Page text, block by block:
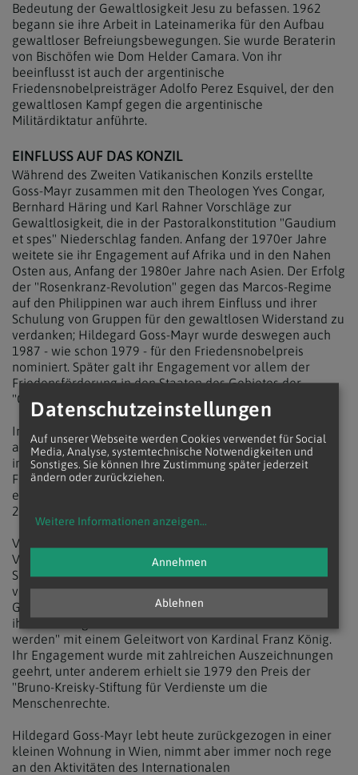
Bedeutung der Gewaltlosigkeit Jesu zu befassen. 1962
begann sie ihre Arbeit in Lateinamerika für den Aufbau
gewaltloser Befreiungsbewegungen. Sie wurde Beraterin
von Bischöfen wie Dom Helder Camara. Von ihr
beeinflusst ist auch der argentinische
Friedensnobelpreisträger Adolfo Perez Esquivel, der den
gewaltlosen Kampf gegen die argentinische
Militärdiktatur anführte.
EINFLUSS AUF DAS KONZIL
Während des Zweiten Vatikanischen Konzils erstellte
Goss-Mayr zusammen mit den Theologen Yves Congar,
Bernhard Häring und Karl Rahner Vorschläge zur
Gewaltlosigkeit, die in der Pastoralkonstitution "Gaudium
et spes" Niederschlag fanden. Anfang der 1970er Jahre
weitete sie ihr Engagement auf Afrika und in den Nahen
Osten aus, Anfang der 1980er Jahre nach Asien. Der Erfolg
der "Rosenkranz-Revolution" gegen das Marcos-Regime
auf den Philippinen war auch ihrem Einfluss und ihrer
Schulung von Gruppen für den gewaltlosen Widerstand zu
verdanken; Hildegard Goss-Mayr wurde deswegen auch
1987 - wie schon 1979 - für den Friedensnobelpreis
nominiert. Später galt ihr Engagement vor allem der
Friedensförderung in den Staaten des Gebietes der
"Großen Seen" (Grands Lacs) in Ostafrika.
In Österreich setzte sie sich v.a. für die Umsetzung der
aktiven Gewaltfreiheit in den christlichen Kirchen und im
interreligiösen Dialog, für die Schaffung von
Friedensdiensten sowie für die Ziele der UNO-Dekade für
eine Kultur des Friedens und der Gewaltfreiheit (2001-
2010) ein.
Von 1966 bis 1985 war Hildegard Goss-Mayr die
Vizepräsidentin des Internationalen Versöhnungsbundes.
Seit 1985 ist sie Ehrenpräsidentin der Organisation. Sie
veröffentlichte zahlreiche Publikationen zu den Themen
Gewaltfreiheit, Frieden und Versöhnung. 1996 erschien
ihre Autobiografie mit dem Titel "Wie Feinde Freunde
werden" mit einem Geleitwort von Kardinal Franz König.
Ihr Engagement wurde mit zahlreichen Auszeichnungen
geehrt, unter anderem erhielt sie 1979 den Preis der
"Bruno-Kreisky-Stiftung für Verdienste um die
Menschenrechte.
Hildegard Goss-Mayr lebt heute zurückgezogen in einer
kleinen Wohnung in Wien, nimmt aber immer noch rege
an den Aktivitäten des Internationalen
Datenschutzeinstellungen
Auf unserer Webseite werden Cookies verwendet für Social
Media, Analyse, systemtechnische Notwendigkeiten und
Sonstiges. Sie können Ihre Zustimmung später jederzeit
ändern oder zurückziehen.
Weitere Informationen anzeigen...
Ablehnen
Annehmen